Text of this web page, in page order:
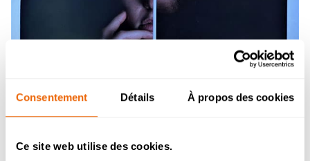
Consentement Détails À propos des cookies
Ce site web utilise des cookies.